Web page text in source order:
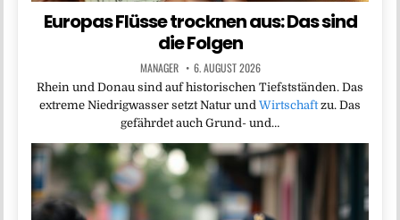
Europas Flüsse trocknen aus: Das sind
die Folgen
MANAGER 6. AUGUST 2026
Rhein und Donau sind auf historischen Tiefstständen. Das
extreme Niedrigwasser setzt Natur und Wirtschaftzu. Das
gefährdet auch Grund- und…